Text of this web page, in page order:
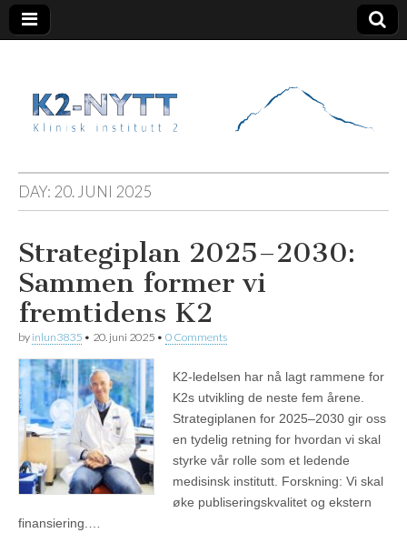
K2 Nytt
DAY: 20. JUNI 2025
Strategiplan 2025–2030:
Sammen former vi
fremtidens K2
by inlun3835 • 20. juni 2025 • 0 Comments
K2-ledelsen har nå lagt rammene for
K2s utvikling de neste fem årene.
Strategiplanen for 2025–2030 gir oss
en tydelig retning for hvordan vi skal
styrke vår rolle som et ledende
medisinsk institutt. Forskning: Vi skal
øke publiseringskvalitet og ekstern
finansiering.…